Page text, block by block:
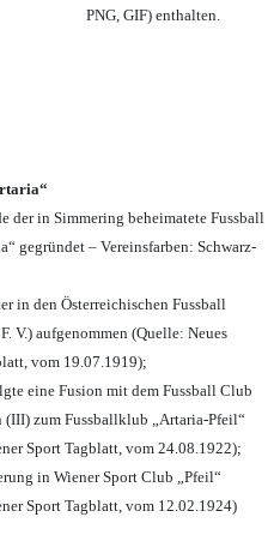
PNG, GIF) enthalten.
der in Simmering beheimatete Fussball
gegründet – Vereinsfarben: Schwarz-
in den Österreichischen Fussball
V.) aufgenommen (Quelle: Neues
vom 19.07.1919);
eine Fusion mit dem Fussball Club
(III) zum Fussballklub „Artaria-Pfeil“
Sport Tagblatt, vom 24.08.1922);
in Wiener Sport Club „Pfeil“
Sport Tagblatt, vom 12.02.1924)